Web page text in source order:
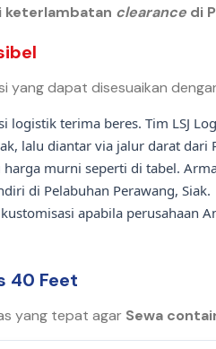
keterlambatan clearance di
yang dapat disesuaikan
logistik terima beres. Tim LSJ
lalu diantar via jalur darat
harga murni seperti di tabel.
di Pelabuhan Perawang, Siak.
apabila perusahaan
40 Feet
yang tepat agar Sewa